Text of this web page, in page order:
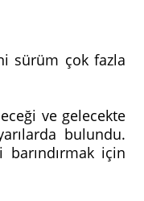
sürüm çok fazla
ve gelecekte
bulundu.
için